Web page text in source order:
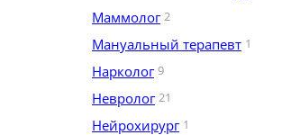
Маммолог 2
Мануальный терапевт 1
Нарколог 9
Невролог 21
Нейрохирург 1